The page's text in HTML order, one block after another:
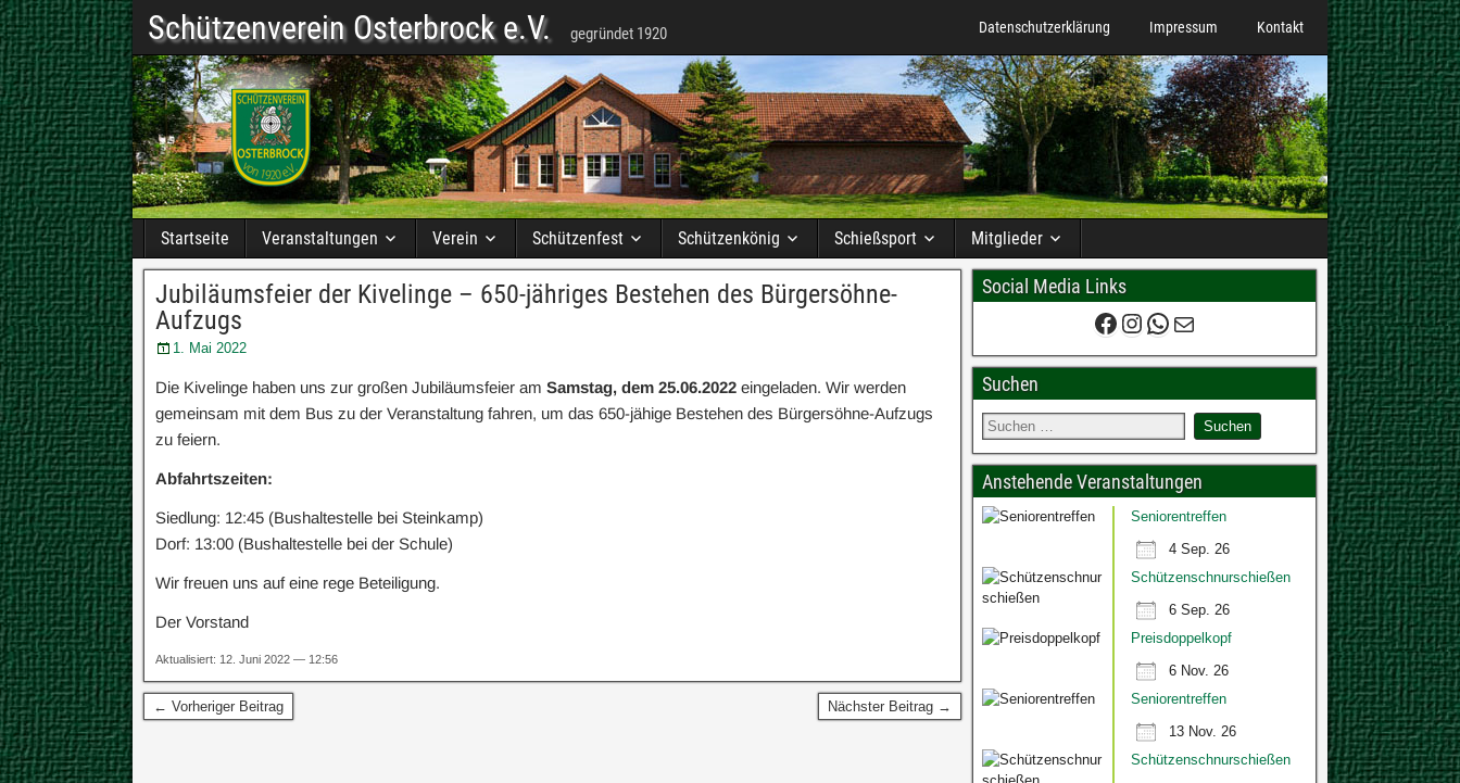
Schützenverein Osterbrock e.V. gegründet 1920 Datenschutzerklärung Impressum Kontakt
Startseite Veranstaltungen Verein Schützenfest Schützenkönig Schießsport Mitglieder
Jubiläumsfeier der Kivelinge – 650-jähriges Bestehen des Bürgersöhne-
Aufzugs
1. Mai 2022
Die Kivelinge haben uns zur großen Jubiläumsfeier am Samstag, dem 25.06.2022 eingeladen. Wir werden
gemeinsam mit dem Bus zu der Veranstaltung fahren, um das 650-jähige Bestehen des Bürgersöhne-Aufzugs
zu feiern.
Abfahrtszeiten:
Siedlung: 12:45 (Bushaltestelle bei Steinkamp)
Dorf: 13:00 (Bushaltestelle bei der Schule)
Wir freuen uns auf eine rege Beteiligung.
Der Vorstand
Aktualisiert: 12. Juni 2022 — 12:56
← Vorheriger Beitrag Nächster Beitrag →
Social Media Links
Suchen
Anstehende Veranstaltungen
Seniorentreffen
4 Sep. 26
Schützenschnurschießen
6 Sep. 26
Preisdoppelkopf
6 Nov. 26
Seniorentreffen
13 Nov. 26
Schützenschnurschießen